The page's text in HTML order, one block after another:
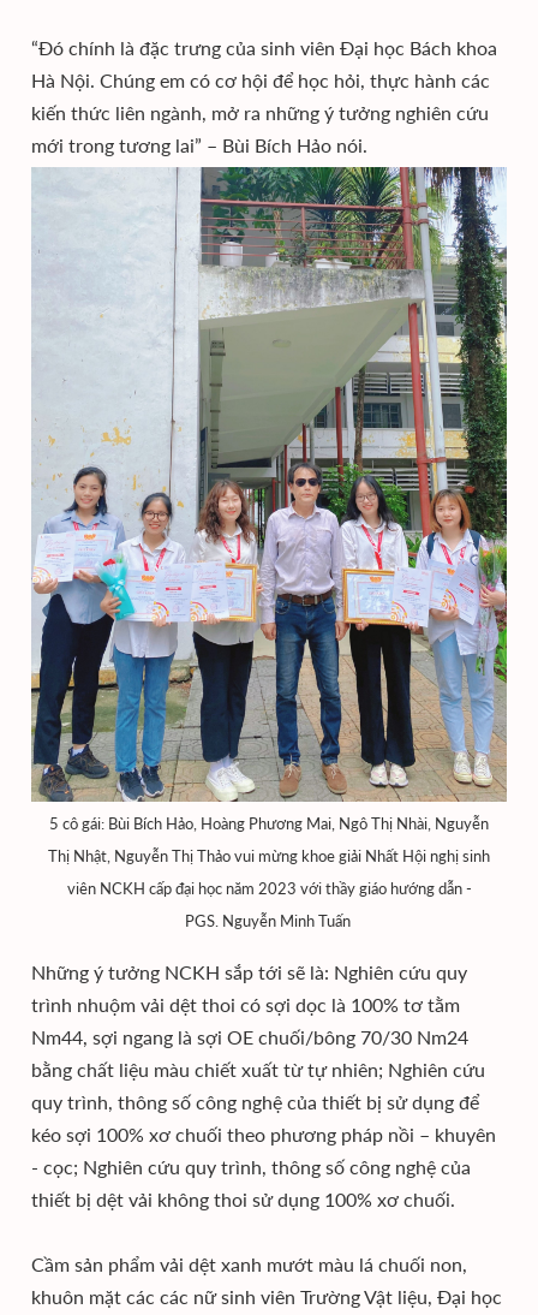
“Đó chính là đặc trưng của sinh viên Đại học Bách khoa
Hà Nội. Chúng em có cơ hội để học hỏi, thực hành các
kiến thức liên ngành, mở ra những ý tưởng nghiên cứu
mới trong tương lai” – Bùi Bích Hảo nói.
5 cô gái: Bùi Bích Hảo, Hoàng Phương Mai, Ngô Thị Nhài, Nguyễn
Thị Nhật, Nguyễn Thị Thảo vui mừng khoe giải Nhất Hội nghị sinh
viên NCKH cấp đại học năm 2023 với thầy giáo hướng dẫn -
PGS. Nguyễn Minh Tuấn
Những ý tưởng NCKH sắp tới sẽ là: Nghiên cứu quy
trình nhuộm vải dệt thoi có sợi dọc là 100% tơ tằm
Nm44, sợi ngang là sợi OE chuối/bông 70/30 Nm24
bằng chất liệu màu chiết xuất từ tự nhiên; Nghiên cứu
quy trình, thông số công nghệ của thiết bị sử dụng để
kéo sợi 100% xơ chuối theo phương pháp nồi – khuyên
- cọc; Nghiên cứu quy trình, thông số công nghệ của
thiết bị dệt vải không thoi sử dụng 100% xơ chuối.
Cầm sản phẩm vải dệt xanh mướt màu lá chuối non,
khuôn mặt các các nữ sinh viên Trường Vật liệu, Đại học